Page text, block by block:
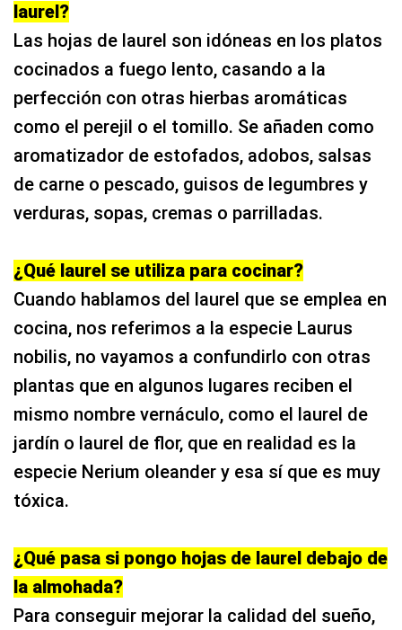
laurel?
Las hojas de laurel son idóneas en los platos
cocinados a fuego lento, casando a la
perfección con otras hierbas aromáticas
como el perejil o el tomillo. Se añaden como
aromatizador de estofados, adobos, salsas
de carne o pescado, guisos de legumbres y
verduras, sopas, cremas o parrilladas.
¿Qué laurel se utiliza para cocinar?
Cuando hablamos del laurel que se emplea en
cocina, nos referimos a la especie Laurus
nobilis, no vayamos a confundirlo con otras
plantas que en algunos lugares reciben el
mismo nombre vernáculo, como el laurel de
jardín o laurel de flor, que en realidad es la
especie Nerium oleander y esa sí que es muy
tóxica.
¿Qué pasa si pongo hojas de laurel debajo de
la almohada?
Para conseguir mejorar la calidad del sueño,